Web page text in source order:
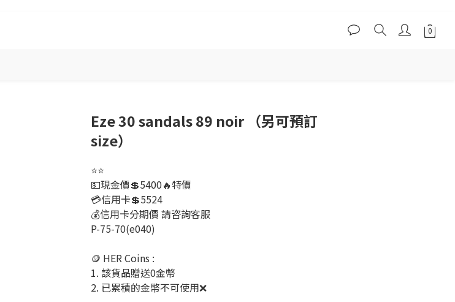
Eze 30 sandals 89 noir （另可預訂
size）
⭐️⭐️
💵現金價💲5400🔥特價
💳信用卡💲5524
💰信用卡分期價 請咨詢客服
P-75-70(e040)
🪙 HER Coins :
1. 該貨品贈送0金幣
2. 已累積的金幣不可使用❌